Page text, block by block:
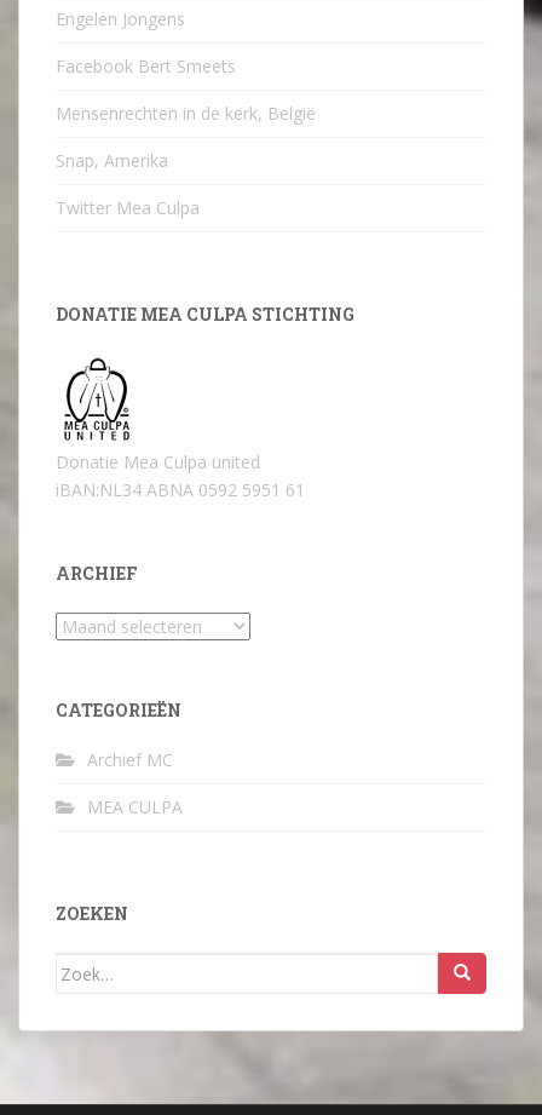
Engelen Jongens
Facebook Bert Smeets
Mensenrechten in de kerk, België
Snap, Amerika
Twitter Mea Culpa
DONATIE MEA CULPA STICHTING
Donatie Mea Culpa united
iBAN:NL34 ABNA 0592 5951 61
ARCHIEF
Archief
CATEGORIEËN
Archief MC
MEA CULPA
ZOEKEN
Zoek